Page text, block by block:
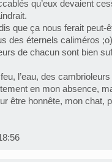
qu’eux devaient
que ça nous ferait peut-
des éternels caliméros
de chacun sont bien
l’eau, des
en mon absence,
être honnête, mon chat,